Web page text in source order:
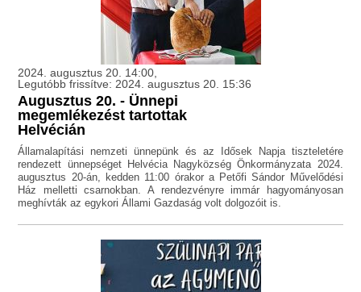
2024. augusztus 20. 14:00,
Legutóbb frissítve: 2024. augusztus 20. 15:36
Augusztus 20. - Ünnepi
megemlékezést tartottak
Helvécián
Államalapítási nemzeti ünnepünk és az Idősek Napja tiszteletére
rendezett ünnepséget Helvécia Nagyközség Önkormányzata 2024.
augusztus 20-án, kedden 11:00 órakor a Petőfi Sándor Művelődési
Ház melletti csarnokban. A rendezvényre immár hagyományosan
meghívták az egykori Állami Gazdaság volt dolgozóit is.